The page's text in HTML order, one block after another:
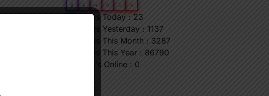
0 6 4 9 5 9
Views Today : 23
Views Yesterday : 1137
Views This Month : 3287
Views This Year : 86790
Who's Online : 0